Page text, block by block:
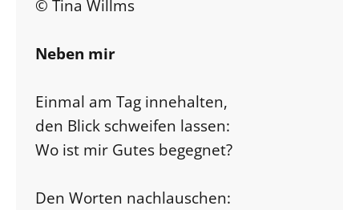
© Tina Willms
Neben mir
Einmal am Tag innehalten,
den Blick schweifen lassen:
Wo ist mir Gutes begegnet?
Den Worten nachlauschen: